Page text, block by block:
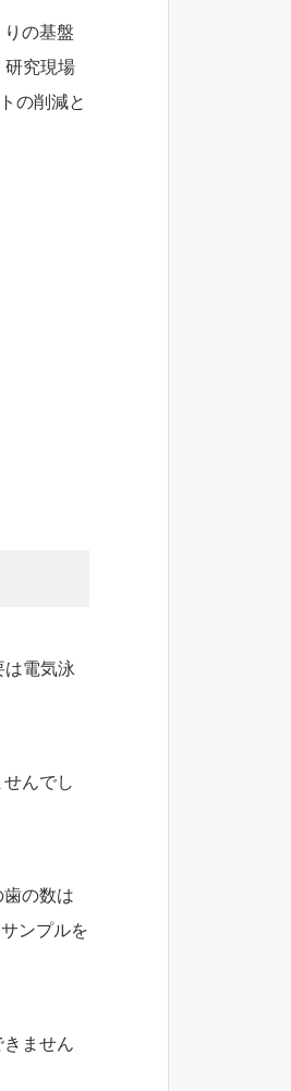
の基盤
研究現場
の削減と
は電気泳
んでし
の数は
ンプルを
ません